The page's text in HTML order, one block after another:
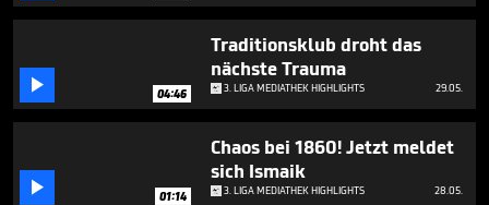
 04:46
Traditionsklub droht das
nächste Trauma
3. LIGA MEDIATHEK HIGHLIGHTS 29.05.
 01:14
Chaos bei 1860! Jetzt meldet
sich Ismaik
3. LIGA MEDIATHEK HIGHLIGHTS 28.05.